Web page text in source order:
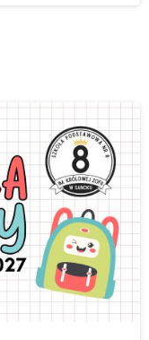
-